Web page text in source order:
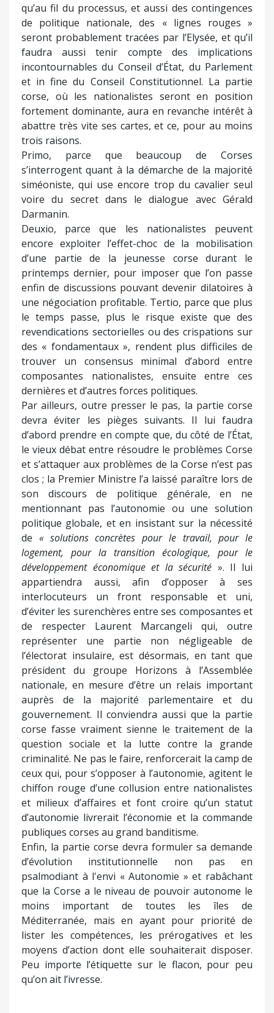
qu’au fil du processus, et aussi des contingences
de politique nationale, des « lignes rouges »
seront probablement tracées par l’Elysée, et qu’il
faudra aussi tenir compte des implications
incontournables du Conseil d’État, du Parlement
et in fine du Conseil Constitutionnel. La partie
corse, où les nationalistes seront en position
fortement dominante, aura en revanche intérêt à
abattre très vite ses cartes, et ce, pour au moins
trois raisons.
Primo, parce que beaucoup de Corses
s’interrogent quant à la démarche de la majorité
siméoniste, qui use encore trop du cavalier seul
voire du secret dans le dialogue avec Gérald
Darmanin.
Deuxio, parce que les nationalistes peuvent
encore exploiter l’effet-choc de la mobilisation
d’une partie de la jeunesse corse durant le
printemps dernier, pour imposer que l’on passe
enfin de discussions pouvant devenir dilatoires à
une négociation profitable. Tertio, parce que plus
le temps passe, plus le risque existe que des
revendications sectorielles ou des crispations sur
des « fondamentaux », rendent plus difficiles de
trouver un consensus minimal d’abord entre
composantes nationalistes, ensuite entre ces
dernières et d’autres forces politiques.
Par ailleurs, outre presser le pas, la partie corse
devra éviter les pièges suivants. Il lui faudra
d’abord prendre en compte que, du côté de l’État,
le vieux débat entre résoudre le problèmes Corse
et s’attaquer aux problèmes de la Corse n’est pas
clos ; la Premier Ministre l’a laissé paraître lors de
son discours de politique générale, en ne
mentionnant pas l’autonomie ou une solution
politique globale, et en insistant sur la nécessité
de « solutions concrètes pour le travail, pour le
logement, pour la transition écologique, pour le
développement économique et la sécurité ». Il lui
appartiendra aussi, afin d’opposer à ses
interlocuteurs un front responsable et uni,
d’éviter les surenchères entre ses composantes et
de respecter Laurent Marcangeli qui, outre
représenter une partie non négligeable de
l’électorat insulaire, est désormais, en tant que
président du groupe Horizons à l’Assemblée
nationale, en mesure d’être un relais important
auprès de la majorité parlementaire et du
gouvernement. Il conviendra aussi que la partie
corse fasse vraiment sienne le traitement de la
question sociale et la lutte contre la grande
criminalité. Ne pas le faire, renforcerait la camp de
ceux qui, pour s’opposer à l’autonomie, agitent le
chiffon rouge d’une collusion entre nationalistes
et milieux d’affaires et font croire qu’un statut
d’autonomie livrerait l’économie et la commande
publiques corses au grand banditisme.
Enfin, la partie corse devra formuler sa demande
d’évolution institutionnelle non pas en
psalmodiant à l'envi « Autonomie » et rabâchant
que la Corse a le niveau de pouvoir autonome le
moins important de toutes les îles de
Méditerranée, mais en ayant pour priorité de
lister les compétences, les prérogatives et les
moyens d’action dont elle souhaiterait disposer.
Peu importe l’étiquette sur le flacon, pour peu
qu’on ait l’ivresse.